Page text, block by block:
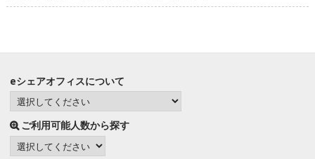
eシェアオフィスについて
ご利用可能人数から探す